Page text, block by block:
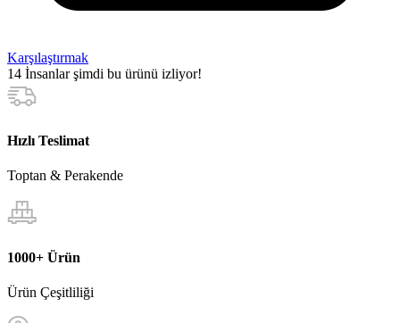
Karşılaştırmak
14 İnsanlar şimdi bu ürünü izliyor!
Hızlı Teslimat
Toptan & Perakende
1000+ Ürün
Ürün Çeşitliliği